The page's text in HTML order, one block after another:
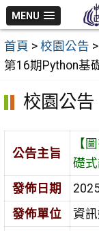
跳
至
主
要
MENU
首頁 > 校園公告 >
第16期Python基
校園公告
公告主旨
【
礎
發佈日期
發佈單位
資